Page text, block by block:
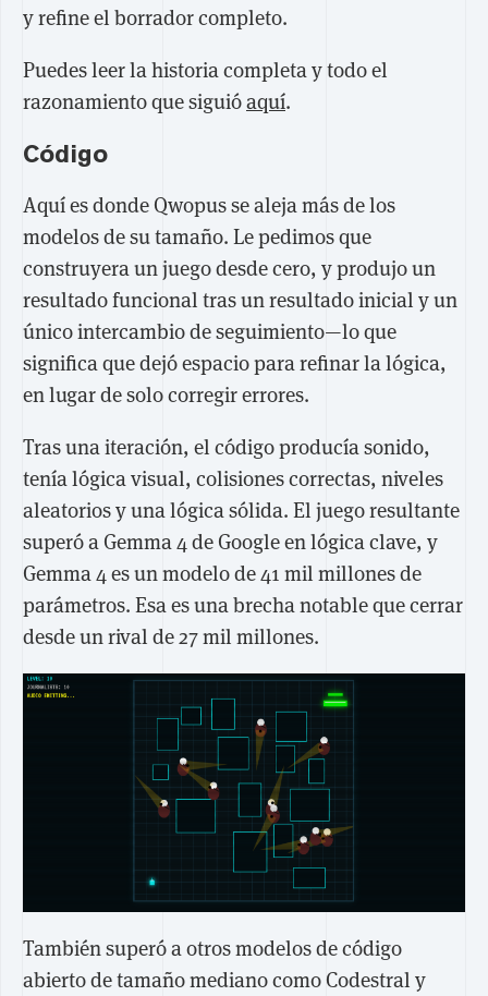
y refine el borrador completo.
Puedes leer la historia completa y todo el
razonamiento que siguióaquí.
Código
Aquí es donde Qwopus se aleja más de los
modelos de su tamaño. Le pedimos que
construyera un juego desde cero, y produjo un
resultado funcional tras un resultado inicial y un
único intercambio de seguimiento—lo que
significa que dejó espacio para refinar la lógica,
en lugar de solo corregir errores.
Tras una iteración, el código producía sonido,
tenía lógica visual, colisiones correctas, niveles
aleatorios y una lógica sólida. El juego resultante
superó a Gemma 4 de Google en lógica clave, y
Gemma 4 es un modelo de 41 mil millones de
parámetros. Esa es una brecha notable que cerrar
desde un rival de 27 mil millones.
También superó a otros modelos de código
abierto de tamaño mediano como Codestral y